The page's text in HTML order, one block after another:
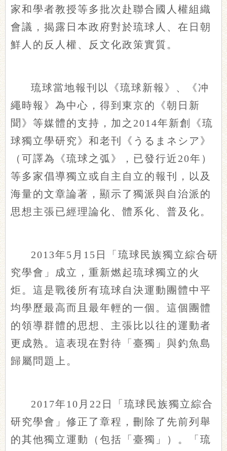
家和學者教授等多批次赴聯合國人權組織
會議，揭露日本政府對於琉球人、在日朝
鮮人的反人權、反文化政策實質。
琉球當地報刊以《琉球新報》、《冲
繩時報》為中心，得到東京的《朝日新
聞》等媒體的支持，加之2014年新創《琉
球獨立學研究》和老刊《うるまネシア》
（可譯為《琉球之弧》，已發行近20年）
等多家倡導獨立或自主自立的報刊，以及
海量的文章論著，顯示了獨派與自治派的
思想主張已經理論化、體系化、普及化。
2013年5月15日「琉球民族獨立綜合研
究學會」成立，重新燃起琉球獨立的火
炬。這是戰後所有琉球自決運動團體中平
均學歷最高而且最年輕的一個。這個團體
的領導群體的思想、主張比以往的運動者
更成熟。這表現在對待「臺獨」與釣魚島
歸屬問題上。
2017年10月22日「琉球民族獨立綜合
研究學會」修正了章程，刪除了先前列舉
的其他獨立運動（包括「臺獨」）。「琉